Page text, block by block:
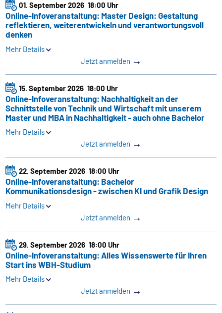
01. September 2026 18:00 Uhr
Online-Infoveranstaltung: Master Design: Gestaltung
reflektieren, weiterentwickeln und verantwortungsvoll
denken
Mehr Details
Jetzt anmelden →
15. September 2026 18:00 Uhr
Online-Infoveranstaltung: Nachhaltigkeit an der
Schnittstelle von Technik und Wirtschaft mit unserem
Master und MBA in Nachhaltigkeit - auch ohne Bachelor
Mehr Details
Jetzt anmelden →
22. September 2026 18:00 Uhr
Online-Infoveranstaltung: Bachelor
Kommunikationsdesign - zwischen KI und Grafik Design
Mehr Details
Jetzt anmelden →
29. September 2026 18:00 Uhr
Online-Infoveranstaltung: Alles Wissenswerte für Ihren
Start ins WBH-Studium
Mehr Details
Jetzt anmelden →